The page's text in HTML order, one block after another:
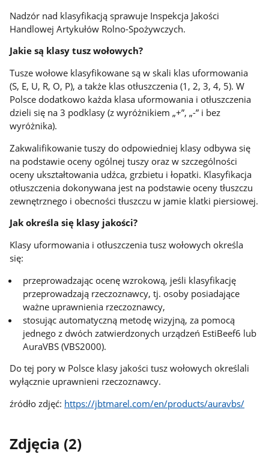
Nadzór nad klasyfikacją sprawuje Inspekcja Jakości
Handlowej Artykułów Rolno-Spożywczych.
Jakie są klasy tusz wołowych?
Tusze wołowe klasyfikowane są w skali klas uformowania
(S, E, U, R, O, P), a także klas otłuszczenia (1, 2, 3, 4, 5). W
Polsce dodatkowo każda klasa uformowania i otłuszczenia
dzieli się na 3 podklasy (z wyróżnikiem „+”, „-” i bez
wyróżnika).
Zakwalifikowanie tuszy do odpowiedniej klasy odbywa się
na podstawie oceny ogólnej tuszy oraz w szczególności
oceny ukształtowania udźca, grzbietu i łopatki. Klasyfikacja
otłuszczenia dokonywana jest na podstawie oceny tłuszczu
zewnętrznego i obecności tłuszczu w jamie klatki piersiowej.
Jak określa się klasy jakości?
Klasy uformowania i otłuszczenia tusz wołowych określa
się:
przeprowadzając ocenę wzrokową, jeśli klasyfikację
przeprowadzają rzeczoznawcy, tj. osoby posiadające
ważne uprawnienia rzeczoznawcy,
stosując automatyczną metodę wizyjną, za pomocą
jednego z dwóch zatwierdzonych urządzeń EstiBeef6 lub
AuraVBS (VBS2000).
Do tej pory w Polsce klasy jakości tusz wołowych określali
wyłącznie uprawnieni rzeczoznawcy.
źródło zdjęć: https://jbtmarel.com/en/products/auravbs/
Zdjęcia (2)